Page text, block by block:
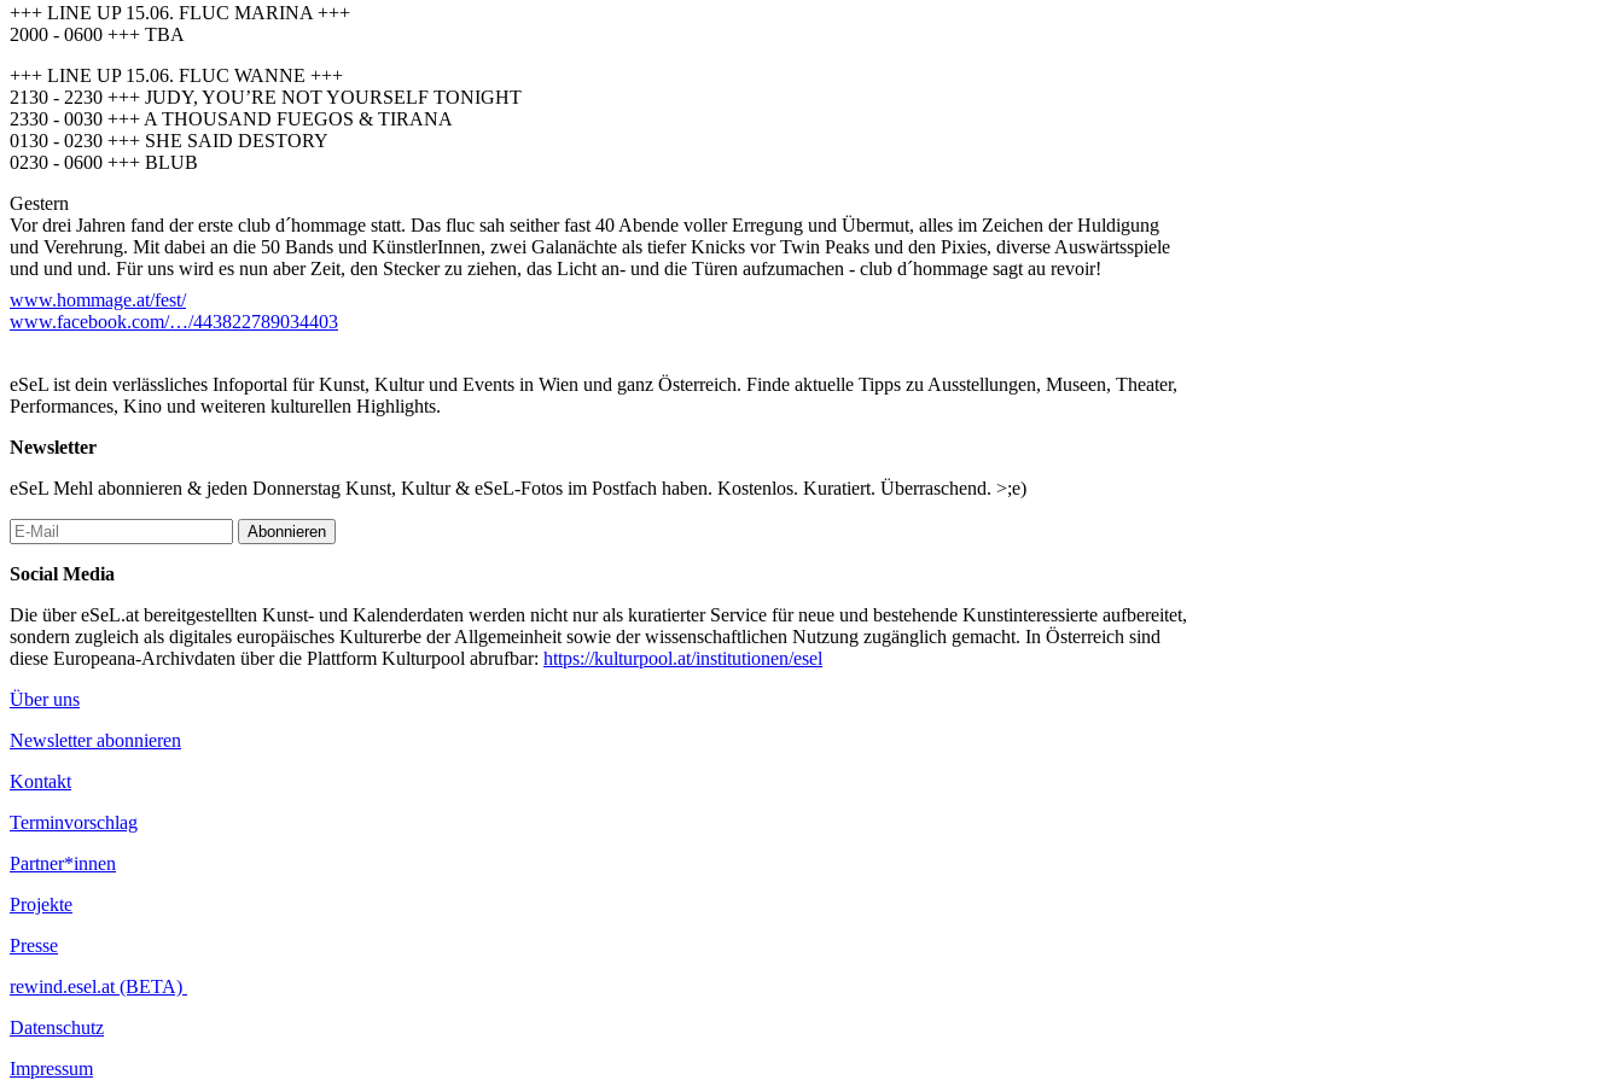
+++ LINE UP 15.06. FLUC MARINA +++
2000 - 0600 +++ TBA
+++ LINE UP 15.06. FLUC WANNE +++
2130 - 2230 +++ JUDY, YOU’RE NOT YOURSELF TONIGHT
2330 - 0030 +++ A THOUSAND FUEGOS & TIRANA
0130 - 0230 +++ SHE SAID DESTORY
0230 - 0600 +++ BLUB
Gestern
Vor drei Jahren fand der erste club d´hommage statt. Das fluc sah seither fast 40 Abende voller Erregung und Übermut, alles im Zeichen der Huldigung
und Verehrung. Mit dabei an die 50 Bands und KünstlerInnen, zwei Galanächte als tiefer Knicks vor Twin Peaks und den Pixies, diverse Auswärtsspiele
und und und. Für uns wird es nun aber Zeit, den Stecker zu ziehen, das Licht an- und die Türen aufzumachen - club d´hommage sagt au revoir!
Heute
Als logischen Schluss setzen wir diesen Sommer einen Doppelpunkt der megalomanischen Art: Erstens wollen wir Euch mit einer Compilation
Acts und einer Handvoll DJs eine Bühne bzw. ein Pult. Zwei Tage, oben und unten.
Morgen
Eine Huldigung an den Schaden: fest dommage. Als Höhepunkt, als Ende, als Zwischenstation, als Party, als Beginn des Sommerlochs. Wir halten den
DIY-Gedanken hoch und die Ansprüche noch höher. Wir schenken euch ein Festival der Herzlichkeit: ein
Softival. Gegen das Feste, Harte, gegen die Wand. Das tut weh. Quel dommage! Es soll Euer Schaden nicht sein.
+++ VVK Festivalpass 15 €, Tagespässe 8 € +++
+++ in der wienXtra jugendinfo, Burgring 1, 1010 Wien +++
...Mehr lesen
www.hommage.at/fest/
www.facebook.com/…/443822789034403
eSeL ist dein verlässliches Infoportal für Kunst, Kultur und Events in Wien und ganz Österreich. Finde aktuelle Tipps zu Ausstellungen, Museen, Theater,
Performances, Kino und weiteren kulturellen Highlights.
Newsletter
eSeL Mehl abonnieren & jeden Donnerstag Kunst, Kultur & eSeL-Fotos im Postfach haben. Kostenlos. Kuratiert. Überraschend. >;e)
Abonnieren
Social Media
Die über eSeL.at bereitgestellten Kunst- und Kalenderdaten werden nicht nur als kuratierter Service für neue und bestehende Kunstinteressierte aufbereitet,
sondern zugleich als digitales europäisches Kulturerbe der Allgemeinheit sowie der wissenschaftlichen Nutzung zugänglich gemacht. In Österreich sind
diese Europeana-Archivdaten über die Plattform Kulturpool abrufbar: https://kulturpool.at/institutionen/esel
Über uns
Newsletter abonnieren
Kontakt
Terminvorschlag
Partner*innen
Projekte
Presse
rewind.esel.at (BETA)
Datenschutz
Impressum